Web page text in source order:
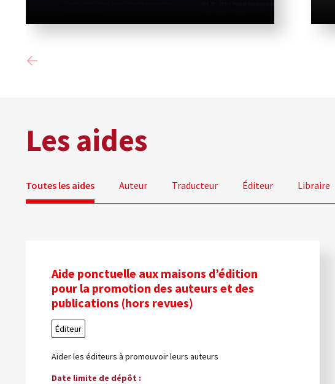
Les aides
Toutes les aides Auteur Traducteur Éditeur Libraire
Aide ponctuelle aux maisons d’édition
pour la promotion des auteurs et des
publications (hors revues)
Éditeur
Aider les éditeurs à promouvoir leurs auteurs
Date limite de dépôt